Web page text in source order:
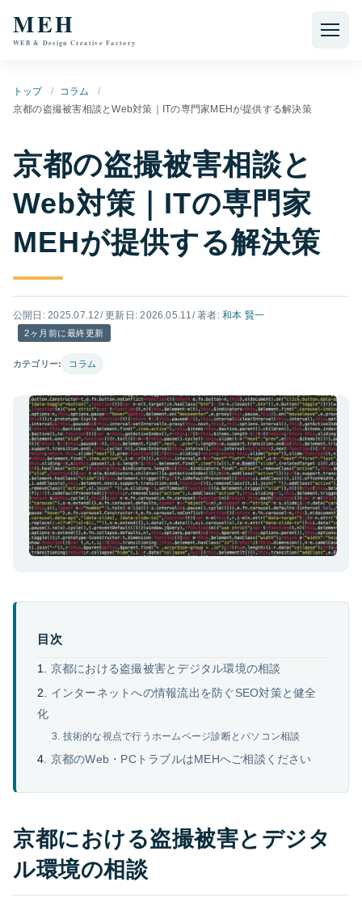
MEH
WEB & Design Creative Factory
トップ
コラム
京都の盗撮被害相談とWeb対策｜ITの専門家MEHが提供する解決策
京都の盗撮被害相談と
Web対策｜ITの専門家
MEHが提供する解決策
公開日: 2025.07.12/ 更新日: 2026.05.11/ 著者:和本 賢一
2ヶ月前に最終更新
カテゴリー: コラム
目次
京都における盗撮被害とデジタル環境の相談
インターネットへの情報流出を防ぐSEO対策と健全
化
技術的な視点で行うホームページ診断とパソコン相談
京都のWeb・PCトラブルはMEHへご相談ください
京都における盗撮被害とデジタ
ル環境の相談